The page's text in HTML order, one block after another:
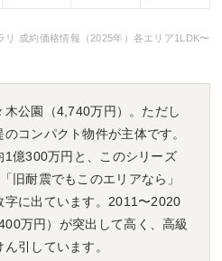
成約価格情報（2025年）各エリア1LDK〜
木公園（4,740万円）。ただし
コンパクト物件が主体です。
億300万円と、このシリーズ
旧耐震でもこのエリアなら」
字に出ています。2011〜2020
万円）が突出して高く、高級
引しています。